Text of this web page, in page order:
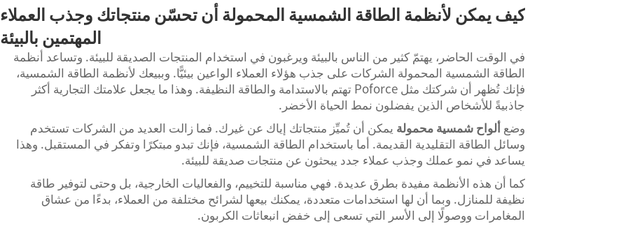
كيف يمكن لأنظمة الطاقة الشمسية المحمولة أن تحسّن منتجاتك وجذب العملاء
المهتمين بالبيئة
في الوقت الحاضر، يهتمّ كثير من الناس بالبيئة ويرغبون في استخدام المنتجات الصديقة للبيئة. وتساعد أنظمة
الطاقة الشمسية المحمولة الشركات على جذب هؤلاء العملاء الواعين بيئيًّا. وببيعك لأنظمة الطاقة الشمسية،
فإنك تُظهر أن شركتك مثل Poforce تهتم بالاستدامة والطاقة النظيفة. وهذا ما يجعل علامتك التجارية أكثر
جاذبيةً للأشخاص الذين يفضلون نمط الحياة الأخضر.
وضع ألواح شمسية محمولة يمكن أن تُميِّز منتجاتك إياك عن غيرك. فما زالت العديد من الشركات تستخدم
وسائل الطاقة التقليدية القديمة. أما باستخدام الطاقة الشمسية، فإنك تبدو مبتكرًا وتفكر في المستقبل. وهذا
يساعد في نمو عملك وجذب عملاء جدد يبحثون عن منتجات صديقة للبيئة.
كما أن هذه الأنظمة مفيدة بطرق عديدة. فهي مناسبة للتخييم، والفعاليات الخارجية، بل وحتى لتوفير طاقة
نظيفة للمنازل. وبما أن لها استخدامات متعددة، يمكنك بيعها لشرائح مختلفة من العملاء، بدءًا من عشاق
المغامرات ووصولًا إلى الأسر التي تسعى إلى خفض انبعاثات الكربون.